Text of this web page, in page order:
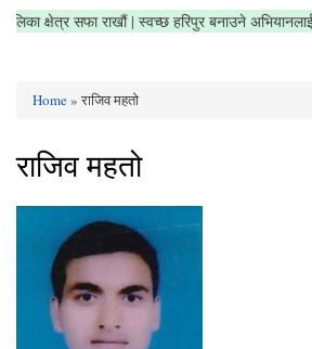
नगरपालिका क्षेत्र सफा राखौं | स्वच्छ हरिपुर बनाउने
Home» राजिव महतो
राजिव महतो